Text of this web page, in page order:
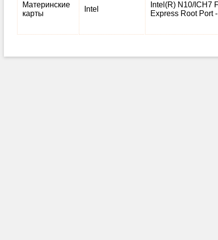
Материнские
карты
Intel
Intel(R) N10/ICH7
Express Root Port